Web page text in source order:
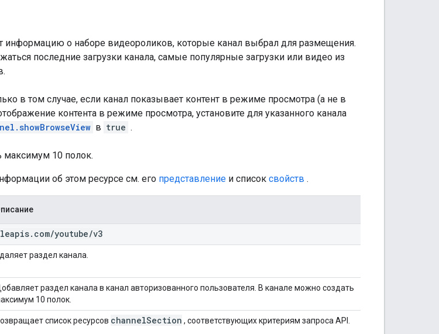
информацию о наборе видеороликов, которые канал выбрал для размещения.
последние загрузки канала, самые популярные загрузки или видео из
в том случае, если канал показывает контент в режиме просмотра (а не в
контента в режиме просмотра, установите для указанного канала
в true .
максимум 10 полок.
об этом ресурсе см. его представление и список свойств .
. com/youtube/v3
раздел канала.
раздел канала в канал авторизованного пользователя. В канале можно создать
10 полок.
список ресурсов channelSection , соответствующих критериям запроса API.